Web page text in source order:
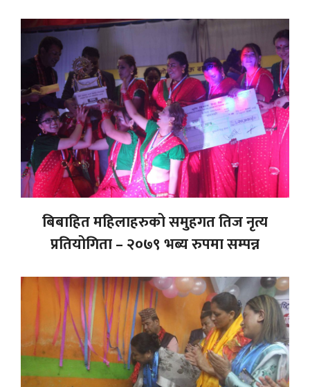
बिबाहित महिलाहरुको समुहगत तिज नृत्य
प्रतियोगिता – २०७९ भब्य रुपमा सम्पन्न